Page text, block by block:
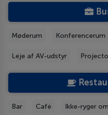
Møderum Konferencerum
Leje af AV-udstyr
Bar Café Ikke-ryger